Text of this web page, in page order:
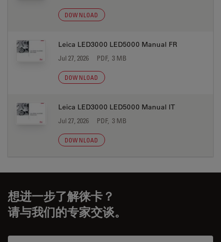
DOWNLOAD
Leica LED3000 LED5000 Manual FR
Jul 27, 2026 PDF, 3 MB
DOWNLOAD
Leica LED3000 LED5000 Manual IT
Jul 27, 2026 PDF, 3 MB
DOWNLOAD
想进一步了解徕卡？
请与我们的专家交谈。